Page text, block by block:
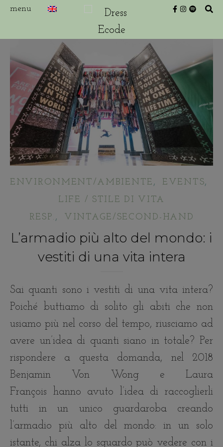
ENVIRONMENT/AMBIENTE , EVENTS,
LIFE / STILE DI VITA
RESP. , VINTAGE/SECOND-HAND
L’armadio più alto del mondo: i
vestiti di una vita intera
Sai quanti sono i vestiti di una vita intera?
Poiché buttiamo di solito gli abiti che non
usiamo più nel corso del tempo, riusciamo ad
avere un’idea di quanti siano in totale? Per
rispondere a questa domanda, nel 2018
Benjamin Von Wong e Laura
François hanno avuto l’idea di raccoglierli
tutti in un unico guardaroba creando
l’armadio più alto del mondo: in un solo
istante, chi alza lo sguardo può vedere con i